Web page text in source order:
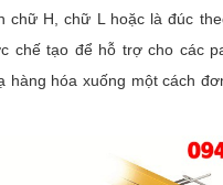
chữ H, chữ L hoặc là đúc
chế tạo để hỗ trợ cho các
hàng hóa xuống một cách